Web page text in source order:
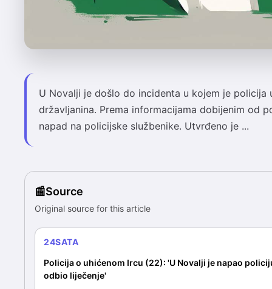
U Novalji je došlo do incidenta u kojem je
državljanina. Prema informacijama dobijenim od
napad na policijske službenike. Utvrđeno je ...
Source
Original source for this article
24SATA
Policija o uhićenom Ircu (22): 'U Novalji je napao
odbio liječenje'